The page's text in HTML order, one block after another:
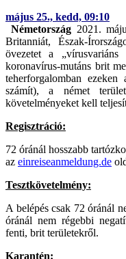
május 25., kedd, 09:10
Németország2021.
Britanniát, Észak-
övezetet a
koronavírus-mutáns brit
teherforgalomban
számít), a német
követelményeket kell
Regisztráció:
72 óránál hosszabb
az einreiseanmeldung.de
Tesztkövetelmény:
A belépés csak 72 óránál
óránál nem régebbi
fenti, brit területekről.
Karantén: